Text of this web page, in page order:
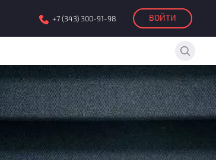
+7 (343) 300-91-98 ВОЙТИ